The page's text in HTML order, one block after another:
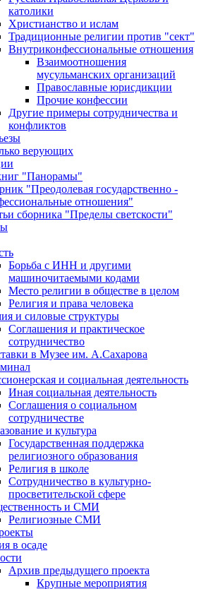
католики
Христианство и ислам
Традиционные религии против "сект"
Внутриконфессиональные отношения
Взаимоотношения
мусульманских организаций
Православные юрисдикции
Прочие конфессии
Другие примеры сотрудничества и
конфликтов
верующих
"Панорамы"
"Преодолевая государственно -
отношения"
сборника "Пределы светскости"
Борьба с ИНН и другими
машиночитаемыми кодами
Место религии в обществе в целом
Религия и права человека
и силовые структуры
Соглашения и практическое
сотрудничество
в Музее им. А.Сахарова
и социальная деятельность
Иная социальная деятельность
Соглашения о социальном
сотрудничестве
и культура
Государственная поддержка
религиозного образования
Религия в школе
Сотрудничество в культурно-
просветительской сфере
и СМИ
Религиозные СМИ
в осаде
Архив предыдущего проекта
Крупные мероприятия